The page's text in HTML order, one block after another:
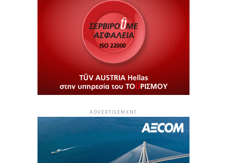
ADVERTISEMENT